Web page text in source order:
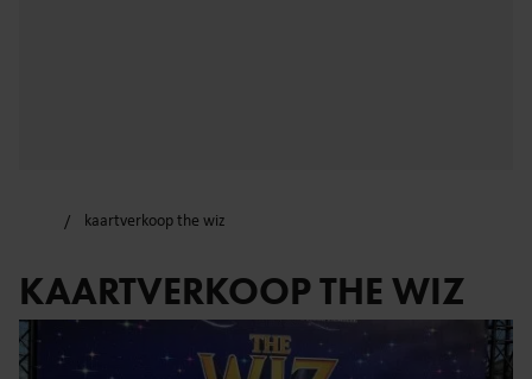
kaartverkoop the wiz
KAARTVERKOOP THE WIZ